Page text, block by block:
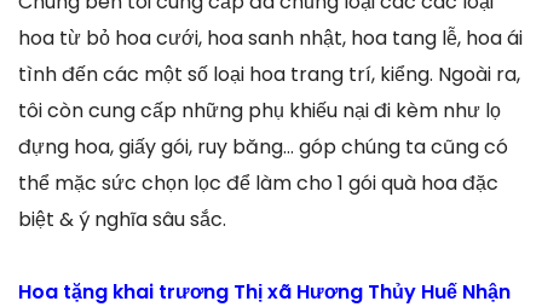
hoa từ bỏ hoa cưới, hoa sanh nhật, hoa tang lễ, hoa ái
tình đến các một số loại hoa trang trí, kiểng. Ngoài ra,
tôi còn cung cấp những phụ khiếu nại đi kèm như lọ
đựng hoa, giấy gói, ruy băng… góp chúng ta cũng có
thể mặc sức chọn lọc để làm cho 1 gói quà hoa đặc
biệt & ý nghĩa sâu sắc.
Hoa tặng khai trương Thị xã Hương Thủy Huế Nhận